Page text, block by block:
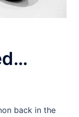
back in the